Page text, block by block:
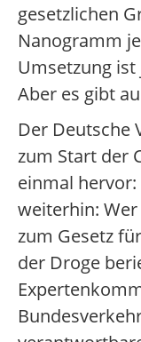
gesetzlichen
Nanogramm
Umsetzung ist
Aber es gibt
Der Deutsche
zum Start der
einmal
weiterhin:
zum Gesetz
der Droge